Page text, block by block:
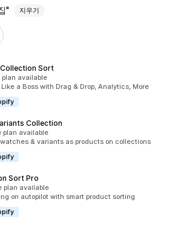
지우기
Sort
plan available
a Boss with Drag & Drop, Analytics, More
Collection
plan available
& variants as products on collections
Sort Pro
plan available
on autopilot with smart product sorting